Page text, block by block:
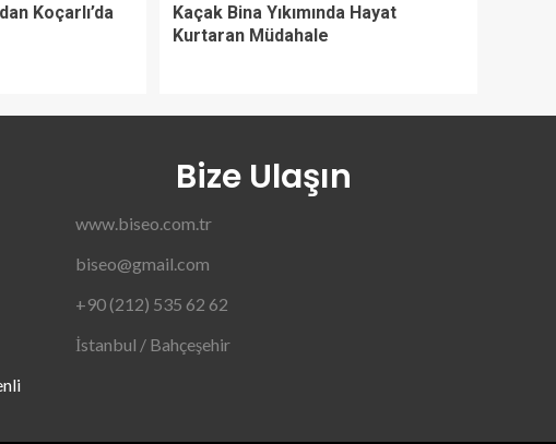
Koçarlı’da
Kaçak Bina Yıkımında Hayat
Kurtaran Müdahale
Bize Ulaşın
www.biseo.com.tr
biseo@gmail.com
+90 (212) 535 62 62
İstanbul / Bahçeşehir